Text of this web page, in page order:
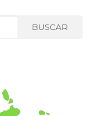
BUSCAR